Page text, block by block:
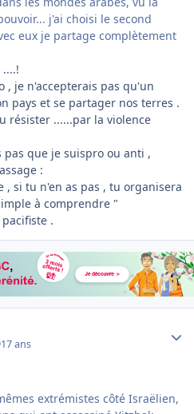
j'ai choisi le second
eux je partage complètement
, je n'accepterais pas qu'un
pays et se partager nos terres .
résister ......par la violence
pas que je suispro ou anti ,
:
, si tu n'en as pas , tu organisera
à comprendre "
.
17 ans
extrémistes côté Israëlien,